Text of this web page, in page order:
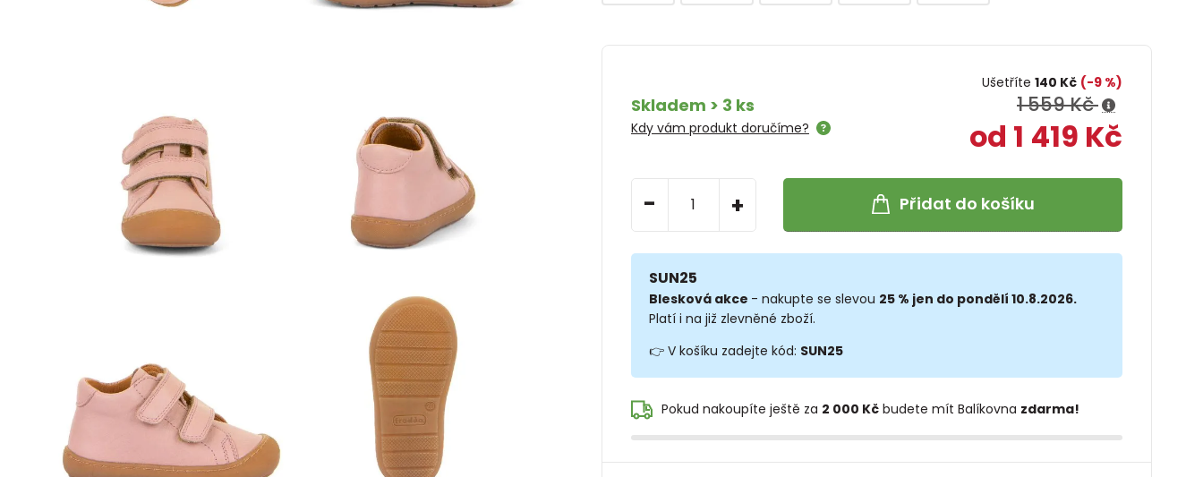
Skladem > 3 ks
Kdy vám produkt doručíme?
Ušetříte140 Kč (-9 %)
1 559 Kč
od 1 419 Kč
- + Přidat do košíku
SUN25
Blesková akce - nakupte se slevou 25 % jen do pondělí 10.8.2026.
Platí i na již zlevněné zboží.
👉 V košíku zadejte kód: SUN25
Pokud nakoupíte ještě za 2 000 Kčbudete mít Balíkovna zdarma!